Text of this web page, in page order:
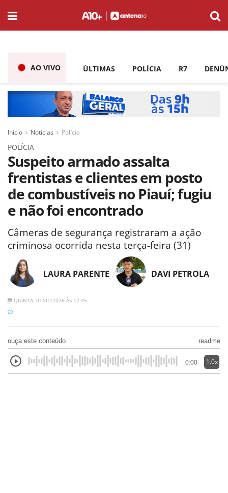
AO VIVO ÚLTIMAS POLÍCIA R7
Início Notícias Polícia
POLÍCIA
Suspeito armado assalta
frentistas e clientes em posto
de combustíveis no Piauí; fugiu
e não foi encontrado
Câmeras de segurança registraram a ação
criminosa ocorrida nesta terça-feira (31)
LAURA PARENTE DAVI PETROLA
QUINTA, 01/01/2026 ÀS 12:45
ouça este conteúdo readme
0:00 1.0x